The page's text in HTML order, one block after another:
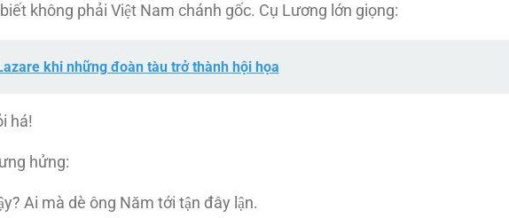
không phải Việt Nam chánh gốc. Cụ Lương lớn giọng:
khi những đoàn tàu trở thành hội họa
há!
hửng:
Ai mà dè ông Năm tới tận đây lận.